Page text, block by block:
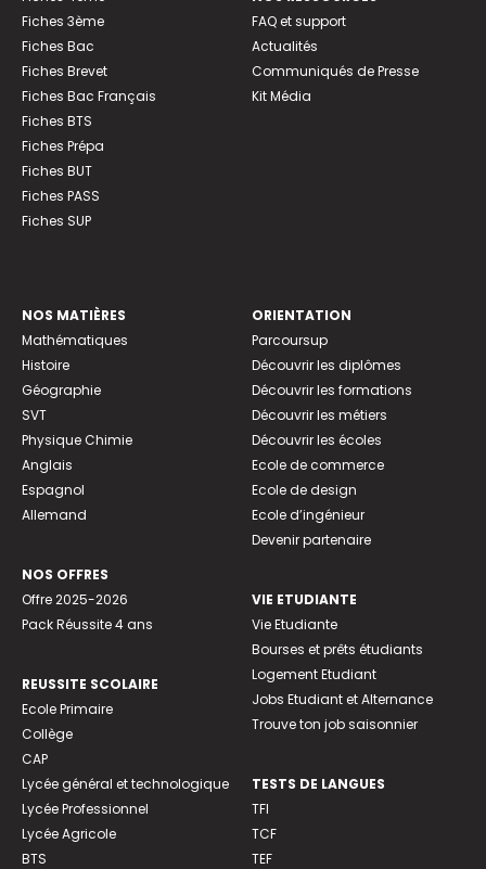
Fiches 3ème
Fiches Bac
Fiches Brevet
Fiches Bac Français
Fiches BTS
Fiches Prépa
Fiches BUT
Fiches PASS
Fiches SUP
FAQ et support
Actualités
Communiqués de Presse
Kit Média
NOS MATIÈRES
Mathématiques
Histoire
Géographie
SVT
Physique Chimie
Anglais
Espagnol
Allemand
NOS OFFRES
Offre 2025-2026
Pack Réussite 4 ans
REUSSITE SCOLAIRE
Ecole Primaire
Collège
CAP
Lycée général et technologique
Lycée Professionnel
Lycée Agricole
BTS
ORIENTATION
Parcoursup
Découvrir les diplômes
Découvrir les formations
Découvrir les métiers
Découvrir les écoles
Ecole de commerce
Ecole de design
Ecole d’ingénieur
Devenir partenaire
VIE ETUDIANTE
Vie Etudiante
Bourses et prêts étudiants
Logement Etudiant
Jobs Etudiant et Alternance
Trouve ton job saisonnier
TESTS DE LANGUES
TFI
TCF
TEF